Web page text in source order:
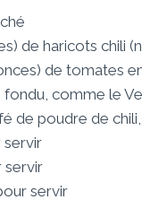
de haricots chili
de tomates
comme le
de poudre de
servir
servir
servir